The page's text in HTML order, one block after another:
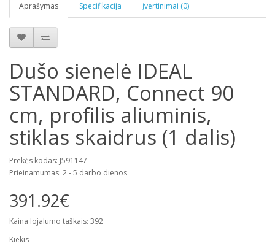
Aprašymas Specifikacija Įvertinimai (0)
Dušo sienelė IDEAL
STANDARD, Connect 90
cm, profilis aliuminis,
stiklas skaidrus (1 dalis)
Prekės kodas: J591147
Prieinamumas: 2 - 5 darbo dienos
391.92€
Kaina lojalumo taškais: 392
Kiekis